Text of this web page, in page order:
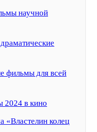
научной
фильмы для всей
в кино
колец